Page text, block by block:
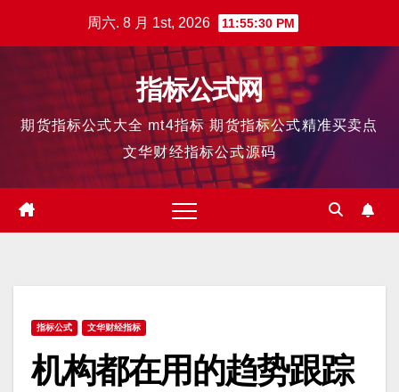
周六. 8 月 1st, 2026 11:55:31 PM
指标公式网
期货指标公式大全 mt4指标 期货指标公式精准买卖点
文华财经指标公式源码
指标公式 文华财经指标
机构都在用的趋势跟踪